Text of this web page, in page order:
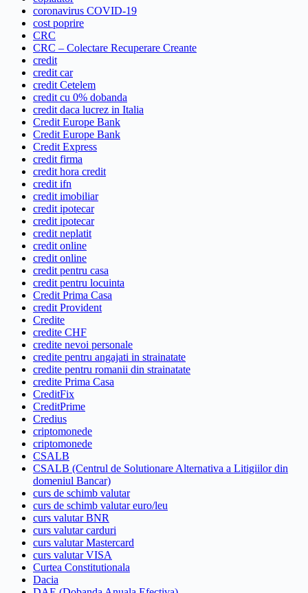
coronavirus COVID-19
cost poprire
CRC
CRC – Colectare Recuperare Creante
credit
credit car
credit Cetelem
credit cu 0% dobanda
credit daca lucrez in Italia
Credit Europe Bank
Credit Europe Bank
Credit Express
credit firma
credit hora credit
credit ifn
credit imobiliar
credit ipotecar
credit ipotecar
credit neplatit
credit online
credit online
credit pentru casa
credit pentru locuinta
Credit Prima Casa
credit Provident
Credite
credite CHF
credite nevoi personale
credite pentru angajati in strainatate
credite pentru romanii din strainatate
credite Prima Casa
CreditFix
CreditPrime
Credius
criptomonede
criptomonede
CSALB
CSALB (Centrul de Solutionare Alternativa a Litigiilor din
domeniul Bancar)
curs de schimb valutar
curs de schimb valutar euro/leu
curs valutar BNR
curs valutar carduri
curs valutar Mastercard
curs valutar VISA
Curtea Constitutionala
Dacia